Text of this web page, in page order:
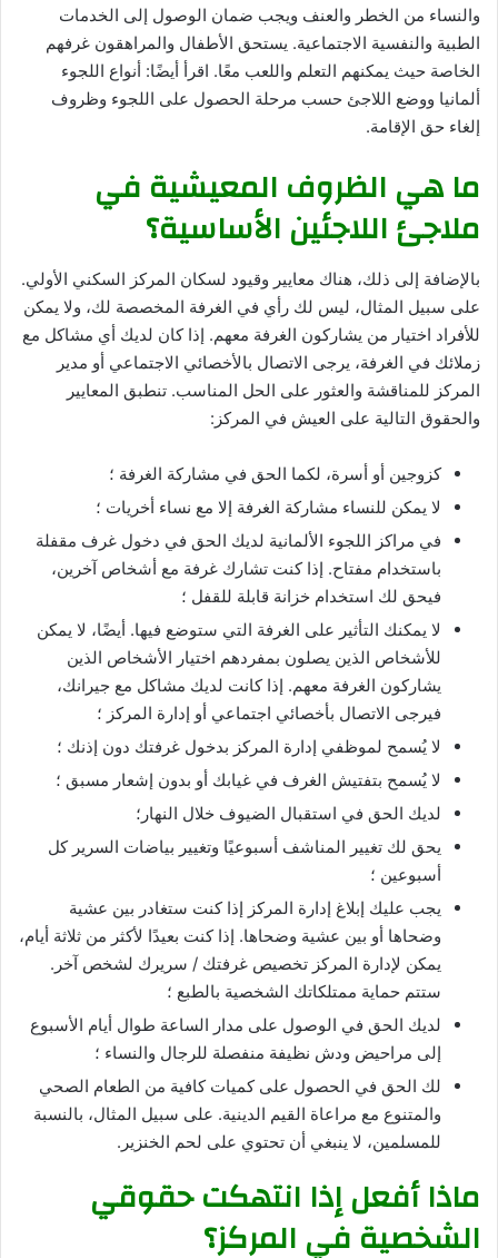
والنساء من الخطر والعنف ويجب ضمان الوصول إلى الخدمات
الطبية والنفسية الاجتماعية. يستحق الأطفال والمراهقون غرفهم
الخاصة حيث يمكنهم التعلم واللعب معًا. اقرأ أيضًا: أنواع اللجوء
ألمانيا ووضع اللاجئ حسب مرحلة الحصول على اللجوء وظروف
إلغاء حق الإقامة.
ما هي الظروف المعيشية في
ملاجئ اللاجئين الأساسية؟
بالإضافة إلى ذلك، هناك معايير وقيود لسكان المركز السكني الأولي.
على سبيل المثال، ليس لك رأي في الغرفة المخصصة لك، ولا يمكن
للأفراد اختيار من يشاركون الغرفة معهم. إذا كان لديك أي مشاكل مع
زملائك في الغرفة، يرجى الاتصال بالأخصائي الاجتماعي أو مدير
المركز للمناقشة والعثور على الحل المناسب. تنطبق المعايير
والحقوق التالية على العيش في المركز:
كزوجين أو أسرة، لكما الحق في مشاركة الغرفة ؛
لا يمكن للنساء مشاركة الغرفة إلا مع نساء أخريات ؛
في مراكز اللجوء الألمانية لديك الحق في دخول غرف مقفلة
باستخدام مفتاح. إذا كنت تشارك غرفة مع أشخاص آخرين،
فيحق لك استخدام خزانة قابلة للقفل ؛
لا يمكنك التأثير على الغرفة التي ستوضع فيها. أيضًا، لا يمكن
للأشخاص الذين يصلون بمفردهم اختيار الأشخاص الذين
يشاركون الغرفة معهم. إذا كانت لديك مشاكل مع جيرانك،
فيرجى الاتصال بأخصائي اجتماعي أو إدارة المركز ؛
لا يُسمح لموظفي إدارة المركز بدخول غرفتك دون إذنك ؛
لا يُسمح بتفتيش الغرف في غيابك أو بدون إشعار مسبق ؛
لديك الحق في استقبال الضيوف خلال النهار؛
يحق لك تغيير المناشف أسبوعيًا وتغيير بياضات السرير كل
أسبوعين ؛
يجب عليك إبلاغ إدارة المركز إذا كنت ستغادر بين عشية
وضحاها أو بين عشية وضحاها. إذا كنت بعيدًا لأكثر من ثلاثة أيام،
يمكن لإدارة المركز تخصيص غرفتك / سريرك لشخص آخر.
ستتم حماية ممتلكاتك الشخصية بالطبع ؛
لديك الحق في الوصول على مدار الساعة طوال أيام الأسبوع
إلى مراحيض ودش نظيفة منفصلة للرجال والنساء ؛
لك الحق في الحصول على كميات كافية من الطعام الصحي
والمتنوع مع مراعاة القيم الدينية. على سبيل المثال، بالنسبة
للمسلمين، لا ينبغي أن تحتوي على لحم الخنزير.
ماذا أفعل إذا انتهكت حقوقي
الشخصية في المركز؟